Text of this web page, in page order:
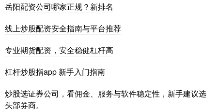
岳阳配资公司哪家正规？新排名
线上炒股配资安全指南与平台推荐
专业期货配资，安全稳健杠杆高
杠杆炒股指app 新手入门指南
炒股选证券公司，看佣金、服务与软件稳定性，新手建议选
头部券商。